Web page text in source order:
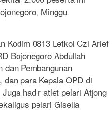
Minggu
Kodim 0813 Letkol Czi Arief
Bojonegoro Abdullah
dan Pembangunan
para Kepala OPD di
hadir atlet pelari Atjong
pelari Gisella